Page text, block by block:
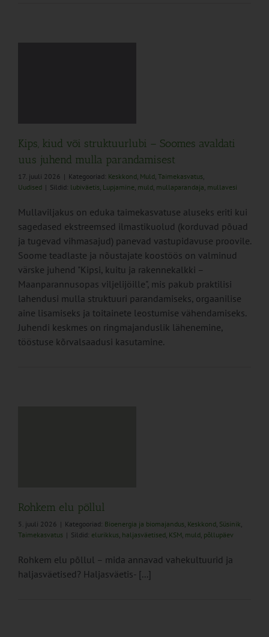
Kips, kiud või struktuurlubi – Soomes avaldati
uus juhend mulla parandamisest
17. juuli 2026 | Kategooriad: Keskkond, Muld, Taimekasvatus,
Uudised | Sildid: lubiväetis, Lupjamine, muld, mullaparandaja, mullavesi
Mullaviljakus on eduka taimekasvatuse aluseks eriti kui
sagedased ekstreemsed ilmastikuolud (korduvad põuad
ja tugevad vihmasajud) panevad vastupidavuse proovile.
Soome teadlaste ja nõustajate koostöös on valminud
värske juhend "Kipsi, kuitu ja rakennekalkki –
Maanparannusopas viljelijöille", mis pakub praktilisi
lahendusi mulla struktuuri parandamiseks, orgaanilise
aine lisamiseks ja toitainete leostumise vähendamiseks.
Juhendi keskmes on ringmajanduslik lähenemine,
tööstuse kõrvalsaadusi kasutamine.
Rohkem elu põllul
5. juuli 2026 | Kategooriad: Bioenergia ja biomajandus, Keskkond, Süsinik,
Taimekasvatus | Sildid: elurikkus, haljasväetised, KSM, muld, põllupäev
Rohkem elu põllul – mida annavad vahekultuurid ja
haljasväetised? Haljasväetis- [...]